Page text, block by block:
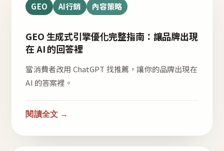
GEO AI行銷 內容策略
GEO 生成式引擎優化完整指南：讓品牌出現
在 AI 的回答裡
當消費者改用 ChatGPT 找推薦，讓你的品牌出現在
AI 的答案裡。
閱讀全文 →